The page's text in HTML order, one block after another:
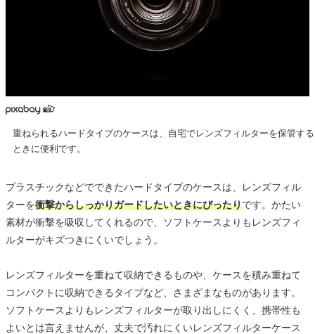
重ねられるハードタイプのケースは、自宅でレンズフィルターを保管する
ときに便利です。
プラスチックなどでできたハードタイプのケースは、レンズフィル
ターを衝撃からしっかりガードしたいときにぴったりです。かたい
素材が衝撃を吸収してくれるので、ソフトケースよりもレンズフィ
ルターがキズつきにくいでしょう。
レンズフィルターを重ねて収納できるものや、ケースを積み重ねて
コンパクトに収納できるタイプなど、さまざまなものがあります。
ソフトケースよりもレンズフィルターが取り出しにくく、携帯性も
よいとは言えませんが、丈夫で汚れにくいレンズフィルターケース